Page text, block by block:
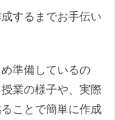
するまでお手伝い
準備しているの
業の様子や、実際
ことで簡単に作成